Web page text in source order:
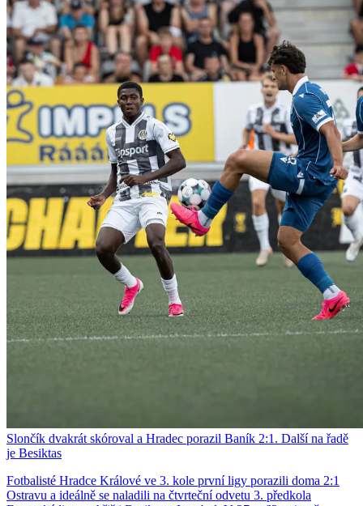
Slončík dvakrát skóroval a Hradec porazil Baník 2:1. Další na řadě
je Besiktas
Fotbalisté Hradce Králové ve 3. kole první ligy porazili doma 2:1
Ostravu a ideálně se naladili na čtvrteční odvetu 3. předkola